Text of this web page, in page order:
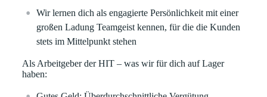
Wir lernen dich als engagierte Persönlichkeit mit einer
großen Ladung Teamgeist kennen, für die die Kunden
stets im Mittelpunkt stehen
Als Arbeitgeber der HIT – was wir für dich auf Lager
haben: